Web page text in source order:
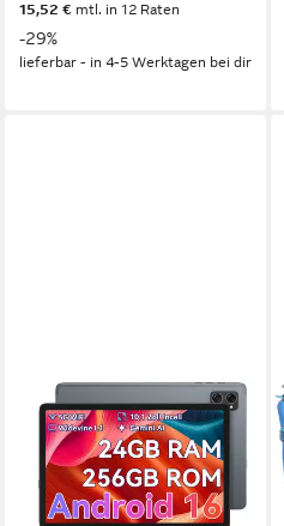
15,52 € mtl. in 12 Raten
-29%
lieferbar - in 4-5 Werktagen bei dir
BESTTAB
TABWEE Tablet 10" Android
16 Set WiFi 256GB Tablet
10 Zoll
Bildschirmdiagonale
256 GB Speichergröße